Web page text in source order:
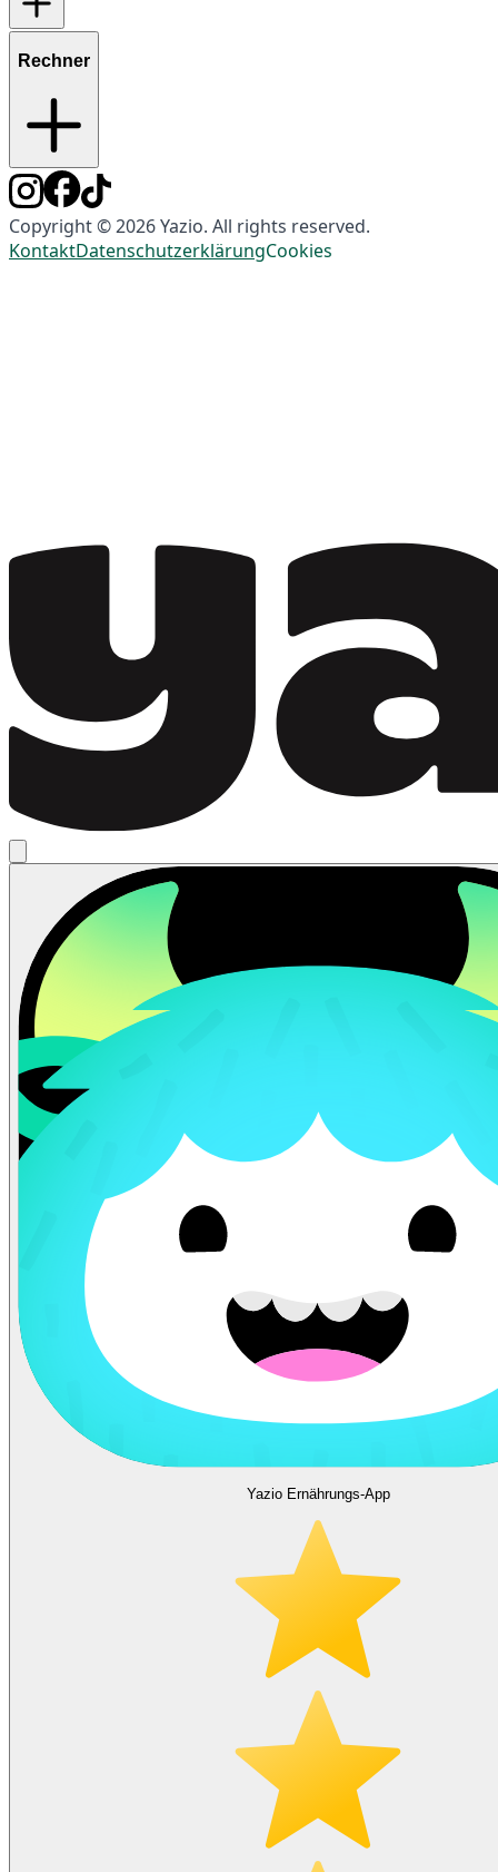
Rechner
Copyright © 2026 Yazio. All rights reserved.
KontaktDatenschutzerklärungCookies
Yazio Ernährungs-App